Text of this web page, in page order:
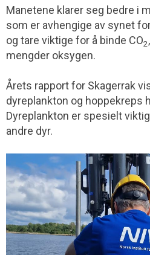
Manetene klarer seg bedre i
som er avhengige av synet
og tare viktige for å binde CO2
mengder oksygen.
Årets rapport for Skagerrak
dyreplankton og hoppekreps
Dyreplankton er spesielt
andre dyr.